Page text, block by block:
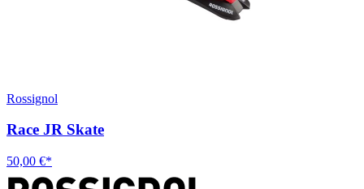
Rossignol
Race JR Skate
50,00 €*